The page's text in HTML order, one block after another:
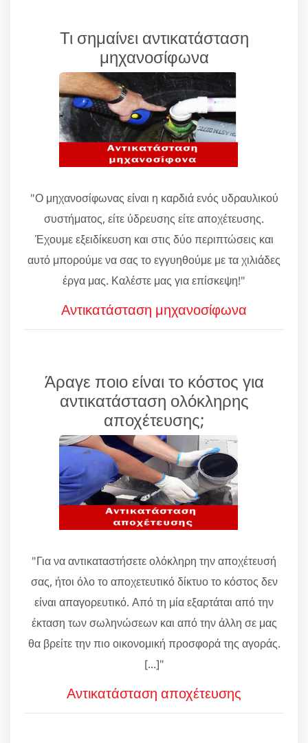
Τι σημαίνει αντικατάσταση
μηχανοσίφωνα
"Ο μηχανοσίφωνας είναι η καρδιά ενός υδραυλικού
συστήματος, είτε ύδρευσης είτε αποχέτευσης.
Έχουμε εξειδίκευση και στις δύο περιπτώσεις και
αυτό μπορούμε να σας το εγγυηθούμε με τα χιλιάδες
έργα μας. Καλέστε μας για επίσκεψη!"
Αντικατάσταση μηχανοσίφωνα
Άραγε ποιο είναι το κόστος για
αντικατάσταση ολόκληρης
αποχέτευσης;
"Για να αντικαταστήσετε ολόκληρη την αποχέτευσή
σας, ήτοι όλο το αποχετευτικό δίκτυο το κόστος δεν
είναι απαγορευτικό. Από τη μία εξαρτάται από την
έκταση των σωληνώσεων και από την άλλη σε μας
θα βρείτε την πιο οικονομική προσφορά της αγοράς.
[...]"
Αντικατάσταση αποχέτευσης